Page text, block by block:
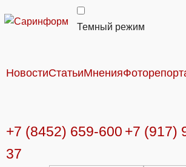
Темный режим
НовостиСтатьиМнения
+7 (8452) 659-600 +7 (917)
37